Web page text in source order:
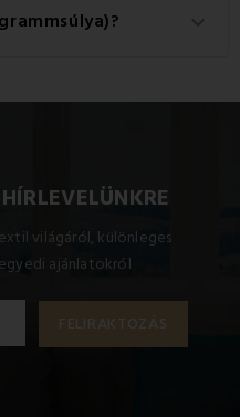
hogy a
világáról, különleges
ajánlatokról